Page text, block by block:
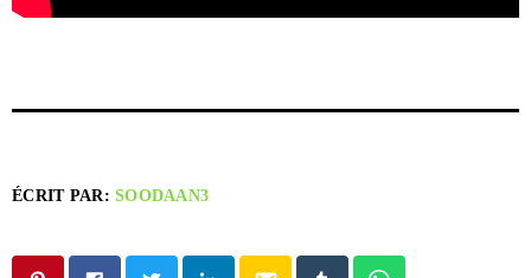
ÉCRIT PAR:SOODAAN3